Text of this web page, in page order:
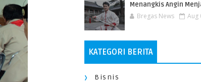
Menangkis Angin
Bregas News Aug
KATEGORI BERITA
Bisnis